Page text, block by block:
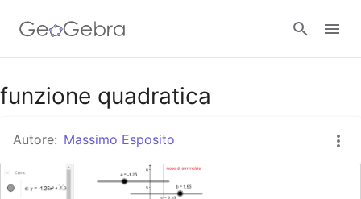
Google Classroom
GeoGebra Classroom
funzione quadratica
Autore: Massimo Esposito